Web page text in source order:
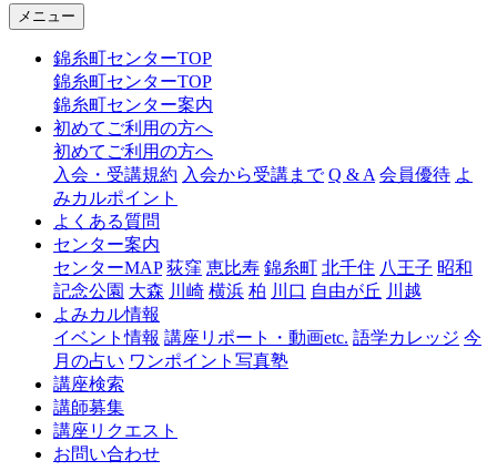
ャ
糸
メニュー
錦糸町センターTOP
錦糸町センターTOP
錦糸町センター案内
初めてご利用の方へ
初めてご利用の方へ
入会・受講規約 入会から受講まで Q & A 会員優待 よ
みカルポイント
よくある質問
センター案内
センターMAP 荻窪 恵比寿 錦糸町 北千住 八王子 昭和
記念公園 大森 川崎 横浜 柏 川口 自由が丘 川越
よみカル情報
イベント情報 講座リポート・動画etc. 語学カレッジ 今
月の占い ワンポイント写真塾
講座検索
講師募集
講座リクエスト
お問い合わせ